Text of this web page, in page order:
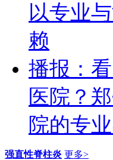
以专业
赖
播报：
医院？
院的专
强直性脊柱炎 更多>